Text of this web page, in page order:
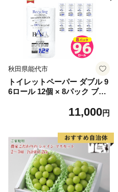
秋田県能代市
トイレットペーパー ダブル 9
6ロール 12個 × 8パック ブラ
用品 消耗品 無香料 生活用品
11,000円